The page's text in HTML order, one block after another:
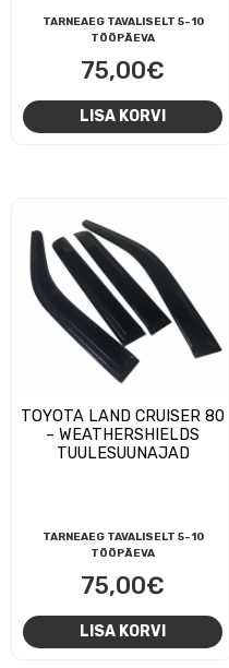
TARNEAEG TAVALISELT 5-10
TÖÖPÄEVA
75,00€
LISA KORVI
TOYOTA LAND CRUISER 80
– WEATHERSHIELDS
TUULESUUNAJAD
TARNEAEG TAVALISELT 5-10
TÖÖPÄEVA
75,00€
LISA KORVI